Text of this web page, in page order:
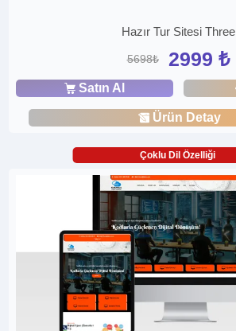
Hazır Tur Sitesi Three
5698₺ 2999 ₺
Satın Al
Ürün Detay
Çoklu Dil Özelliği